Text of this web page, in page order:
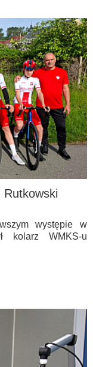
występie w
kolarz WMKS-u